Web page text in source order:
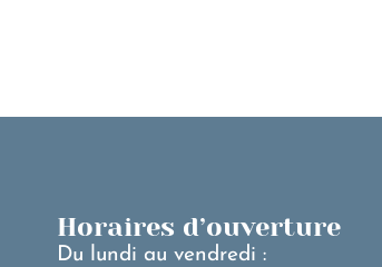
Horaires d’ouverture
Du lundi au vendredi :